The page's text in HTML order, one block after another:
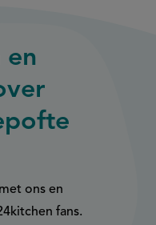
en
ons en
fans.